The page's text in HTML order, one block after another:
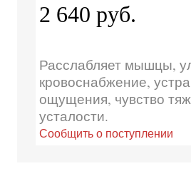
2 640 руб.
Расслабляет мышцы,
кровоснабжение,
ощущения, чувство
усталости.
Сообщить о поступлении